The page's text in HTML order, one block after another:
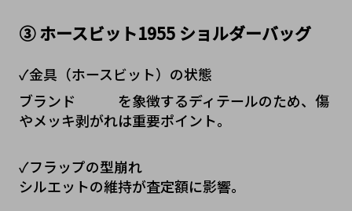
③ ホースビット1955 ショルダーバッグ
✓金具（ホースビット）の状態
ブランド   を象徴するディテールのため、傷
やメッキ剥がれは重要ポイント。
✓フラップの型崩れ
シルエットの維持が査定額に影響。